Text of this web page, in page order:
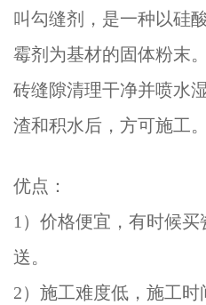
叫勾缝剂，是一种以硅
霉剂为基材的固体粉末
砖缝隙清理干净并喷水
渣和积水后，方可施工。
优点：
1）价格便宜，有时候
送。
2）施工难度低，施工时